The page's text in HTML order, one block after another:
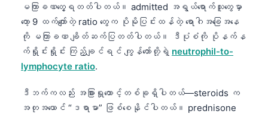
မကြာခဏတွေ့ရတတ်ပါတယ်။ admitted အရွယ်ရောက်သူတွေမှာ
တော့ 9 ထက်ကျော်တဲ့ ratio တွေက ပိုမိုပြင်းထန်တဲ့ ရောဂါအခြေအနေ
ကို မကြာခဏ ချိတ်ဆက်ပြတတ်ပါတယ်။ ဒီပုံစံကို ပိုနက်န
က်ရှိုင်းရှိုင်း ကြည့်ချင်ရင် ကျွန်တော်တို့ရဲ့ neutrophil-to-
lymphocyte ratio.
ဒီဘက်ကလည်း အခြားရှုထောင့်တစ်ခုရှိပါတယ်—steroids က
အတုအယောင် “ဒရာမာ” ဖြစ်စေနိုင်ပါတယ်။ prednisone